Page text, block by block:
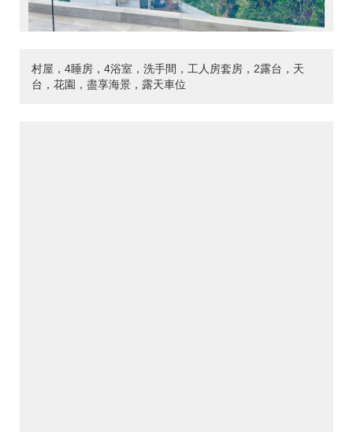
村屋，4睡房，4浴室，洗手間，工人房套房，2露台，天
台，花園，盡享海景，露天車位